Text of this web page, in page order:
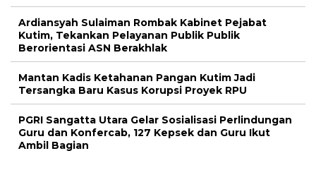
Ardiansyah Sulaiman Rombak Kabinet Pejabat
Kutim, Tekankan Pelayanan Publik Publik
Berorientasi ASN Berakhlak
Mantan Kadis Ketahanan Pangan Kutim Jadi
Tersangka Baru Kasus Korupsi Proyek RPU
PGRI Sangatta Utara Gelar Sosialisasi Perlindungan
Guru dan Konfercab, 127 Kepsek dan Guru Ikut
Ambil Bagian